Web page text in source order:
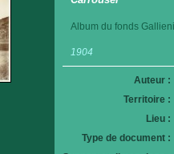
Album du fonds
1904
Auteur :
Territoire :
Lieu :
Type de document :